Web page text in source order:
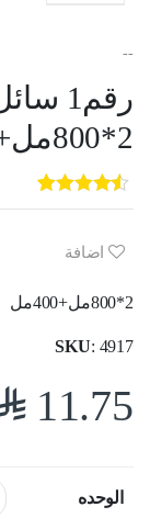
--
2*800مل+400مل
5
out of
5
3
customer
ratings
اضافة
2*800مل+400مل
SKU: 4917
11.75
الوحده